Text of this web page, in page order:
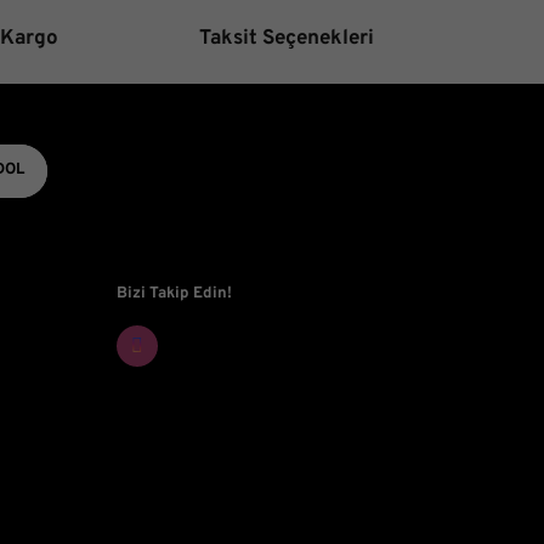
Taksit Seçenekleri
Bizi Takip Edin!